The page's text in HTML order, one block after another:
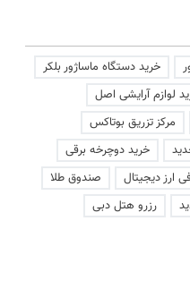
خرید دستگاه ماساژور بلکر
لوازم آرایشی اصل
مرکز تزریق بوتاکس
خرید دوچرخه برقی
ارز دیجیتال
صندوق طلا
رزرو هتل دبی